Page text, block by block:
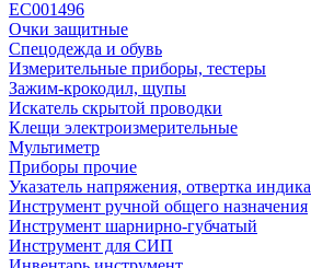
EC001496
Очки защитные
Спецодежда и обувь
Измерительные приборы, тестеры
Зажим-крокодил, щупы
Искатель скрытой проводки
Клещи электроизмерительные
Мультиметр
Приборы прочие
Указатель напряжения, отвертка
Инструмент ручной общего назначения
Инструмент шарнирно-губчатый
Инструмент для СИП